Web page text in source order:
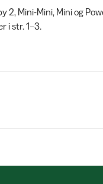
2, Mini-Mini, Mini og
i str. 1–3.